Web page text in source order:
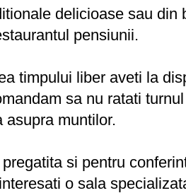
delicioase sau din
pensiunii.
timpului liber aveti la
sa nu ratati
asupra muntilor.
si pentru
o sala